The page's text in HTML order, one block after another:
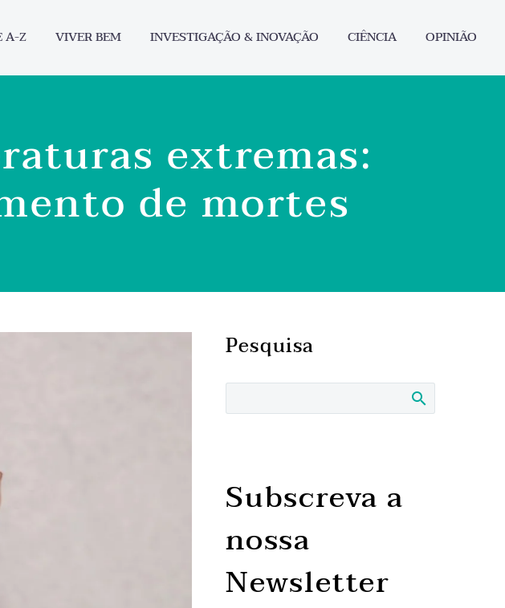
A-Z VIVER BEM INVESTIGAÇÃO & INOVAÇÃO CIÊNCIA OPINIÃO
extremas:
de mortes
Pesquisa
Subscreva a
nossa
Newsletter